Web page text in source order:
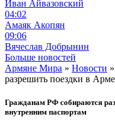
Иван Айвазовский
04:02
Амаяк Акопян
09:06
Вячеслав Добрынин
Больше новостей
Армяне Мира » Новости
разрешить поездки в
Гражданам РФ собираются
внутренним паспортам